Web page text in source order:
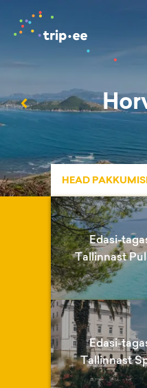
‹
HEAD
Edasi-
Tallinnast
Edasi-
Tallinnast